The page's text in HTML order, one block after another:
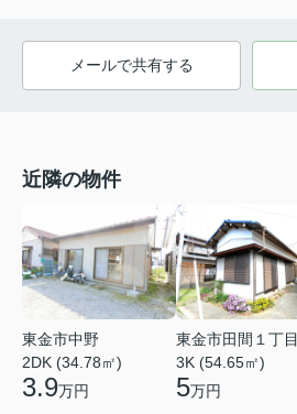
メールで共有する
近隣の物件
東金市中野
2DK (34.78㎡)
3.9万円
東金市田間１丁目
3K (54.65㎡)
5万円